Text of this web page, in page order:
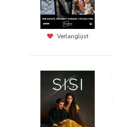
Verlanglijst